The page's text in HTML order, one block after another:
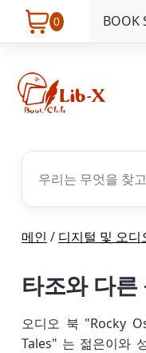
0 BOOK
메인 / 디지털 및 오디
타조와 다른
오디오 북 "Rocky
Tales" 는 젊은이와